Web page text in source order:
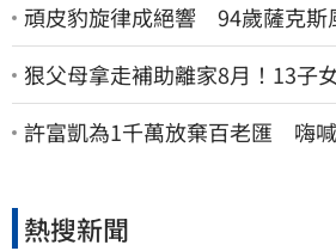
頑皮豹旋律成絕響 94歲薩克斯
狠父母拿走補助離家8月！13子
驚見幼童深夜遊蕩
許富凱為1千萬放棄百老匯 嗨
熱搜新聞